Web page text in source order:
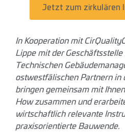
Jetzt zum zirkulären
In Kooperation mit
Lippe mit der
Technischen
ostwestfälischen Partnern in
bringen gemeinsam mit
How zusammen und
wirtschaftlich relevante
praxisorientierte Bauwende.